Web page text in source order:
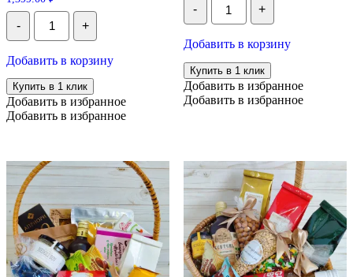
5.00
из 5
-
Количество
Подарочный
набор
№139
+
Добавить в корзину
Купить в 1 клик
Добавить в избранное
Добавить в избранное
-
Подарочная
корзина
презент"
№24
+
Добавить в корзину
Купить в 1 клик
Добавить в избранное
Добавить в избранное